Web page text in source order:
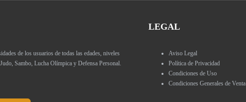
de los usuarios de todas las edades, niveles
Sambo, Lucha Olímpica y Defensa Personal.
LEGAL
Aviso Legal
Política de Privacidad
Condiciones de Uso
Condiciones Generales de Venta